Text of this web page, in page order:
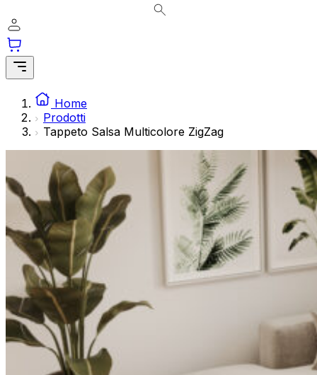
Home
Prodotti
Tappeto Salsa Multicolore ZigZag
I cookie statistici aiutano i proprietari dei siti web a
Non classificati